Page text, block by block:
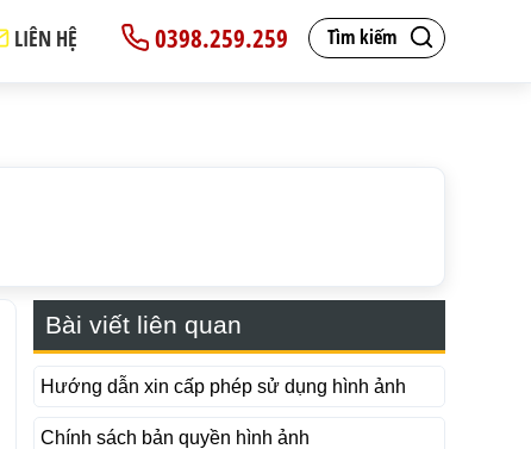
Tìm kiếm
0398.259.259
LIÊN HỆ
Bài viết liên quan
Hướng dẫn xin cấp phép sử dụng hình ảnh
Chính sách bản quyền hình ảnh